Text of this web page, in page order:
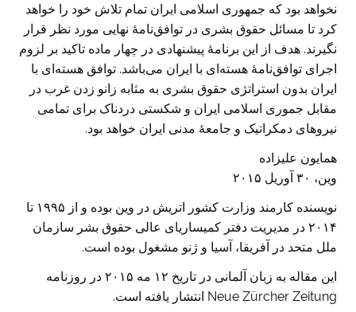
نخواهد بود که جمهوری اسلامی ایران تمام تلاش خود را خواهد
کرد تا مسائل حقوق بشری در توافق‌نامهٔ نهایی مورد نظر قرار
نگیرند. هدف از این برنامهٔ پیشنهادی در چهار ماده تاکید بر لزوم
اجرای توافق‌نامهٔ هسته‌ای با ایران می‌باشد. توافق هسته‌ای با
ایران بدون استراتژی حقوق بشری به مثابه زانو زدن غرب در
مقابل جموری اسلامی ایران و شکستی دردناک برای تمامی
نیروهای دمکراتیک و جامعهٔ مدنی ایران خواهد بود.
همایون علیزاده
وین، ۳۰ آوریل ۲۰۱۵
نویسنده کارمند وزارت کشور اتریش در وین بوده و از ۱۹۹۵ تا
۲۰۱۴ در مدیریت دفتر کمیساریای عالی حقوق بشر سازمان
ملل متحد در آفریقا، آسیا و ژنو مشغول بوده است.
این مقاله به زبان آلمانی در تاریخ ۱۲ مه ۲۰۱۵ در روزنامه
Neue Zürcher Zeitung انتشار یافته است.